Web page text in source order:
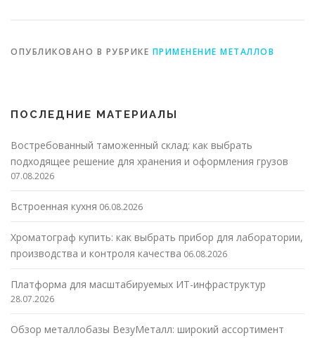
ОПУБЛИКОВАНО В РУБРИКЕ ПРИМЕНЕНИЕ МЕТАЛЛОВ
ПОСЛЕДНИЕ МАТЕРИАЛЫ
Востребованный таможенный склад: как выбрать
подходящее решение для хранения и оформления грузов
07.08.2026
Встроенная кухня 06.08.2026
Хроматограф купить: как выбрать прибор для лаборатории,
производства и контроля качества 06.08.2026
Платформа для масштабируемых ИТ-инфраструктур
28.07.2026
Обзор металлобазы ВезуМеталл: широкий ассортимент